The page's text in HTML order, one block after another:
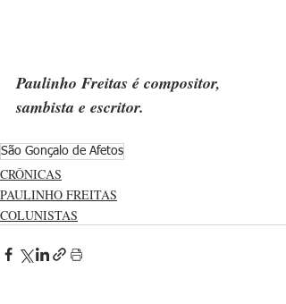
Paulinho Freitas é compositor,
sambista e escritor.
São Gonçalo de Afetos
CRÔNICAS
PAULINHO FREITAS
COLUNISTAS